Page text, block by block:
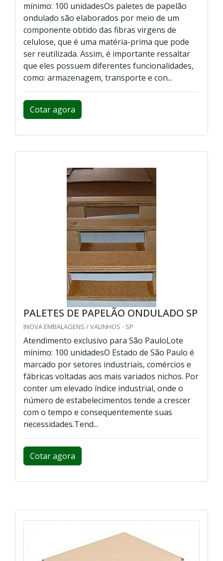
mínimo: 100 unidadesOs paletes de papelão
ondulado são elaborados por meio de um
componente obtido das fibras virgens de
celulose, que é uma matéria-prima que pode
ser reutilizada. Assim, é importante ressaltar
que eles possuem diferentes funcionalidades,
como: armazenagem, transporte e con...
Cotar agora
PALETES DE PAPELÃO ONDULADO SP
INOVA EMBALAGENS / VALINHOS - SP
Atendimento exclusivo para São PauloLote
mínimo: 100 unidadesO Estado de São Paulo é
marcado por setores industriais, comércios e
fábricas voltadas aos mais variados nichos. Por
conter um elevado índice industrial, onde o
número de estabelecimentos tende a crescer
com o tempo e consequentemente suas
necessidades.Tend...
Cotar agora